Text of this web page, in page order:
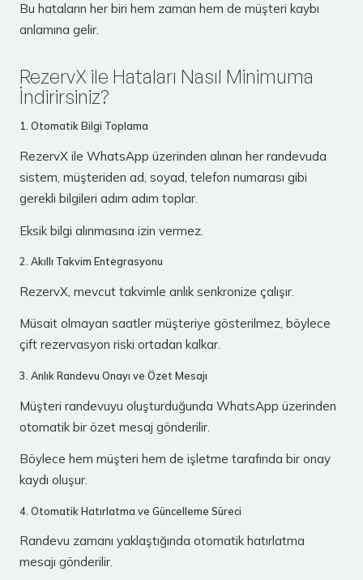
Bu hataların her biri hem zaman hem de müşteri kaybı
anlamına gelir.
RezervX ile Hataları Nasıl Minimuma
İndirirsiniz?
1. Otomatik Bilgi Toplama
RezervX ile WhatsApp üzerinden alınan her randevuda
sistem, müşteriden ad, soyad, telefon numarası gibi
gerekli bilgileri adım adım toplar.
Eksik bilgi alınmasına izin vermez.
2. Akıllı Takvim Entegrasyonu
RezervX, mevcut takvimle anlık senkronize çalışır.
Müsait olmayan saatler müşteriye gösterilmez, böylece
çift rezervasyon riski ortadan kalkar.
3. Anlık Randevu Onayı ve Özet Mesajı
Müşteri randevuyu oluşturduğunda WhatsApp üzerinden
otomatik bir özet mesaj gönderilir.
Böylece hem müşteri hem de işletme tarafında bir onay
kaydı oluşur.
4. Otomatik Hatırlatma ve Güncelleme Süreci
Randevu zamanı yaklaştığında otomatik hatırlatma
mesajı gönderilir.